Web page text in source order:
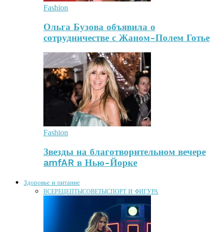
Fashion
Ольга Бузова объявила о
сотрудничестве с Жаном-Полем Готье
Fashion
Звезды на благотворительном вечере
amfAR в Нью-Йорке
Здоровье и питание
ВСЕРЕЦЕПТЫСОВЕТЫСПОРТ И ФИГУРА